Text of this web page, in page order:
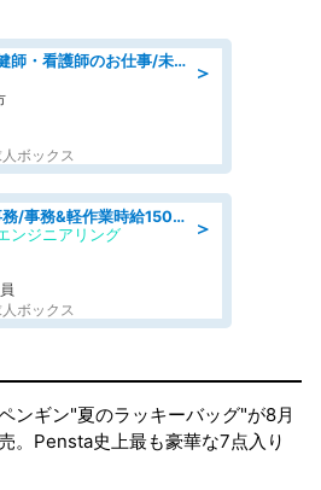
＞
社団法人での保健師・看護師のお仕事/未経験OK/要資格:普通免許、保健師、正看護師
ボックス
＞
一般事務・OA事務/事務&軽作業時給1500円土日祝休み各種社保完備
ンジニアリング
ボックス
ンギン"夏のラッキーバッグ"が8月
。Pensta史上最も豪華な7点入り